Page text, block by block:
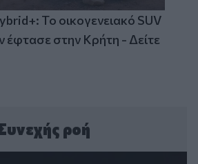
Το οικογενειακό SUV
έφτασε στην Κρήτη - Δείτε
ροή